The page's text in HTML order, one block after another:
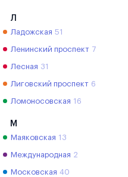
Л
Ладожская 51
Ленинский проспект 7
Лесная 31
Лиговский проспект 6
Ломоносовская 16
М
Маяковская 13
Международная 2
Московская 40